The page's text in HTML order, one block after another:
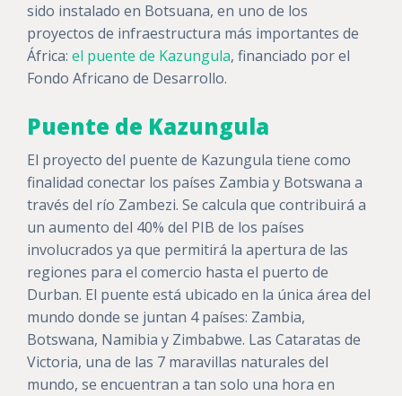
sido instalado en Botsuana, en uno de los
proyectos de infraestructura más importantes de
África: el puente de Kazungula, financiado por el
Fondo Africano de Desarrollo.
Puente de Kazungula
El proyecto del puente de Kazungula tiene como
finalidad conectar los países Zambia y Botswana a
través del río Zambezi. Se calcula que contribuirá a
un aumento del 40% del PIB de los países
involucrados ya que permitirá la apertura de las
regiones para el comercio hasta el puerto de
Durban. El puente está ubicado en la única área del
mundo donde se juntan 4 países: Zambia,
Botswana, Namibia y Zimbabwe. Las Cataratas de
Victoria, una de las 7 maravillas naturales del
mundo, se encuentran a tan solo una hora en